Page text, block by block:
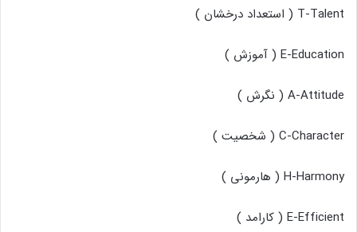
T-Talent ( استعداد درخشان )
E-Education ( آموزش )
A-Attitude ( نگرش )
C-Character ( شخصیت )
H-Harmony ( هارمونی )
E-Efficient ( کارامد )